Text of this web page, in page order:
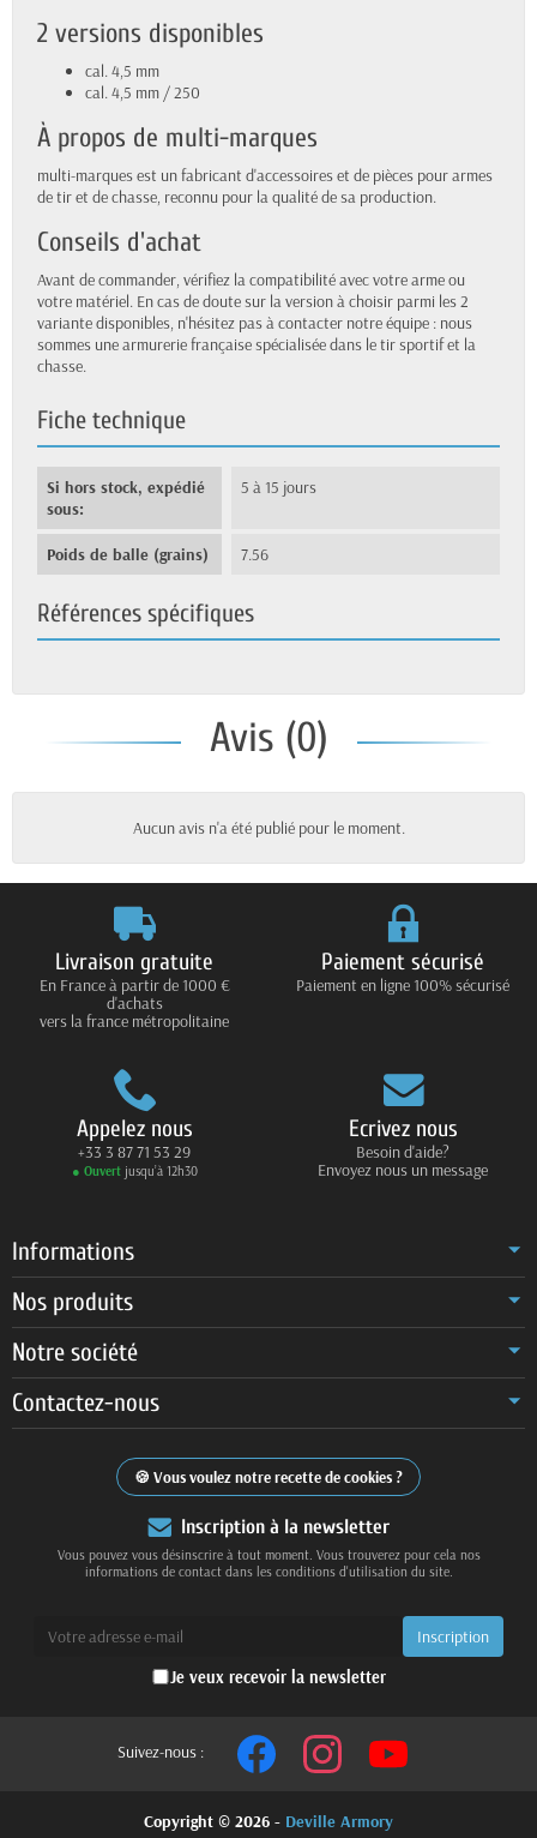
2 versions disponibles
cal. 4,5 mm
cal. 4,5 mm / 250
À propos de multi-marques
multi-marques est un fabricant d'accessoires et de pièces pour armes
de tir et de chasse, reconnu pour la qualité de sa production.
Conseils d'achat
Avant de commander, vérifiez la compatibilité avec votre arme ou
votre matériel. En cas de doute sur la version à choisir parmi les 2
variante disponibles, n'hésitez pas à contacter notre équipe : nous
sommes une armurerie française spécialisée dans le tir sportif et la
chasse.
Fiche technique
Si hors stock, expédié
sous:
5 à 15 jours
Poids de balle (grains) 7.56
Références spécifiques
Avis (0)
Aucun avis n'a été publié pour le moment.
Livraison gratuite
En France à partir de 1000 €
d'achats
vers la france métropolitaine
Paiement sécurisé
Paiement en ligne 100% sécurisé
Appelez nous
+33 3 87 71 53 29
● Ouvertjusqu’à 12h30
Ecrivez nous
Besoin d'aide?
Envoyez nous un message
Informations
Nos produits
Notre société
Contactez-nous
Vous voulez notre recette de cookies ?
Inscription à la newsletter
Vous pouvez vous désinscrire à tout moment. Vous trouverez pour cela nos
informations de contact dans les conditions d'utilisation du site.
Je veux recevoir la newsletter
Suivez-nous :
Copyright © 2026 - Deville Armory